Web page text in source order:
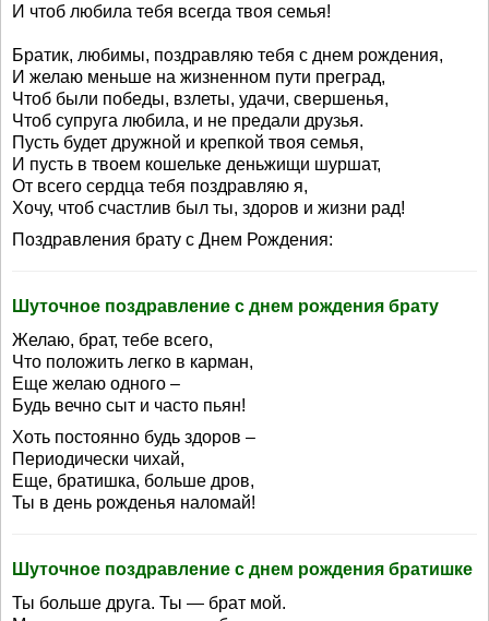
И чтоб любила тебя всегда твоя семья!
Братик, любимы, поздравляю тебя с днем рождения,
И желаю меньше на жизненном пути преград,
Чтоб были победы, взлеты, удачи, свершенья,
Чтоб супруга любила, и не предали друзья.
Пусть будет дружной и крепкой твоя семья,
И пусть в твоем кошельке деньжищи шуршат,
От всего сердца тебя поздравляю я,
Хочу, чтоб счастлив был ты, здоров и жизни рад!
Поздравления брату с Днем Рождения:
Шуточное поздравление с днем рождения брату
Желаю, брат, тебе всего,
Что положить легко в карман,
Еще желаю одного –
Будь вечно сыт и часто пьян!
Хоть постоянно будь здоров –
Периодически чихай,
Еще, братишка, больше дров,
Ты в день рожденья наломай!
Шуточное поздравление с днем рождения братишке
Ты больше друга. Ты — брат мой.